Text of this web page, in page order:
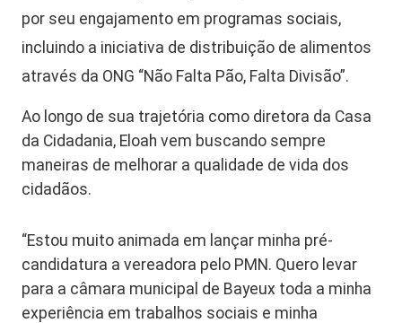
por seu engajamento em programas sociais,
incluindo a iniciativa de distribuição de alimentos
através da ONG “Não Falta Pão, Falta Divisão”.
Ao longo de sua trajetória como diretora da Casa
da Cidadania, Eloah vem buscando sempre
maneiras de melhorar a qualidade de vida dos
cidadãos.
“Estou muito animada em lançar minha pré-
candidatura a vereadora pelo PMN. Quero levar
para a câmara municipal de Bayeux toda a minha
experiência em trabalhos sociais e minha